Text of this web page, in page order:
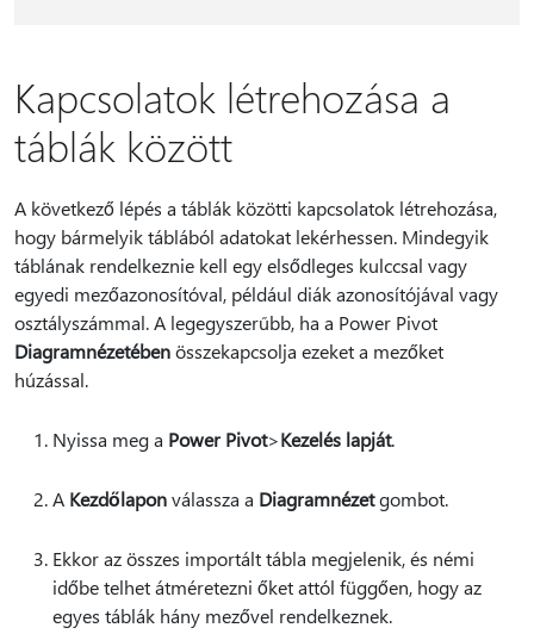
Kapcsolatok létrehozása a
táblák között
A következő lépés a táblák közötti kapcsolatok létrehozása,
hogy bármelyik táblából adatokat lekérhessen. Mindegyik
táblának rendelkeznie kell egy elsődleges kulccsal vagy
egyedi mezőazonosítóval, például diák azonosítójával vagy
osztályszámmal. A legegyszerűbb, ha a Power Pivot
Diagramnézetébenösszekapcsolja ezeket a mezőket
húzással.
Nyissa meg a Power Pivot>Kezelés lapját.
A Kezdőlaponválassza a Diagramnézetgombot.
Ekkor az összes importált tábla megjelenik, és némi
időbe telhet átméretezni őket attól függően, hogy az
egyes táblák hány mezővel rendelkeznek.